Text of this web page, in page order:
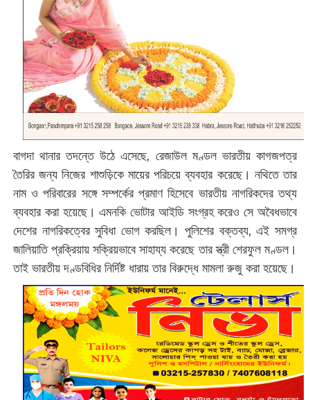
বাগদা থানার তদন্তে উঠে এসেছে, রেজাউল মণ্ডল ভারতীয় কাগজপত্র
তৈরির জন্য নিজের শাশুড়িকে মায়ের পরিচয়ে ব্যবহার করেছে। নথিতে তার
নাম ও পরিবারের সঙ্গে সম্পর্কের প্রমাণ হিসেবে ভারতীয় নাগরিকদের তথ্য
ব্যবহার করা হয়েছে। এমনকি ভোটার আইডি সংগ্রহ করেও সে অবৈধভাবে
দেশের নাগরিকত্বের সুবিধা ভোগ করছিল। পুলিশের বক্তব্য, এই সমগ্র
জালিয়াতি প্রক্রিয়ায় সক্রিয়ভাবে সাহায্য করেছে তার স্ত্রী শেরফুল মণ্ডল।
তাই ভারতীয় দণ্ডবিধির নির্দিষ্ট ধারায় তার বিরুদ্ধে মামলা রুজু করা হয়েছে।